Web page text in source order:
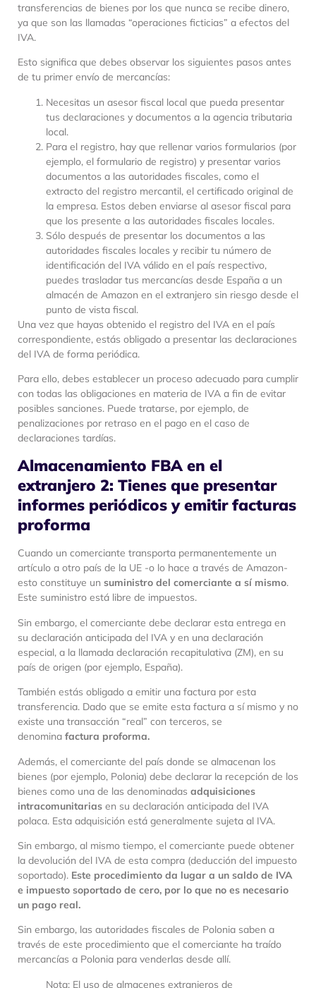
transferencias de bienes por los que nunca se recibe dinero,
ya que son las llamadas “operaciones ficticias” a efectos del
IVA.
Esto significa que debes observar los siguientes pasos antes
de tu primer envío de mercancías:
Necesitas un asesor fiscal local que pueda presentar
tus declaraciones y documentos a la agencia tributaria
local.
Para el registro, hay que rellenar varios formularios (por
ejemplo, el formulario de registro) y presentar varios
documentos a las autoridades fiscales, como el
extracto del registro mercantil, el certificado original de
la empresa. Estos deben enviarse al asesor fiscal para
que los presente a las autoridades fiscales locales.
Sólo después de presentar los documentos a las
autoridades fiscales locales y recibir tu número de
identificación del IVA válido en el país respectivo,
puedes trasladar tus mercancías desde España a un
almacén de Amazon en el extranjero sin riesgo desde el
punto de vista fiscal.
Una vez que hayas obtenido el registro del IVA en el país
correspondiente, estás obligado a presentar las declaraciones
del IVA de forma periódica.
Para ello, debes establecer un proceso adecuado para cumplir
con todas las obligaciones en materia de IVA a fin de evitar
posibles sanciones. Puede tratarse, por ejemplo, de
penalizaciones por retraso en el pago en el caso de
declaraciones tardías.
Almacenamiento FBA en el
extranjero 2: Tienes que presentar
informes periódicos y emitir facturas
proforma
Cuando un comerciante transporta permanentemente un
artículo a otro país de la UE -o lo hace a través de Amazon-
esto constituye un suministro del comerciante a sí mismo.
Este suministro está libre de impuestos.
Sin embargo, el comerciante debe declarar esta entrega en
su declaración anticipada del IVA y en una declaración
especial, a la llamada declaración recapitulativa (ZM), en su
país de origen (por ejemplo, España).
También estás obligado a emitir una factura por esta
transferencia. Dado que se emite esta factura a sí mismo y no
existe una transacción “real” con terceros, se
denomina factura proforma.
Además, el comerciante del país donde se almacenan los
bienes (por ejemplo, Polonia) debe declarar la recepción de los
bienes como una de las denominadas adquisiciones
intracomunitarias en su declaración anticipada del IVA
polaca. Esta adquisición está generalmente sujeta al IVA.
Sin embargo, al mismo tiempo, el comerciante puede obtener
la devolución del IVA de esta compra (deducción del impuesto
soportado). Este procedimiento da lugar a un saldo de IVA
e impuesto soportado de cero, por lo que no es necesario
un pago real.
Sin embargo, las autoridades fiscales de Polonia saben a
través de este procedimiento que el comerciante ha traído
mercancías a Polonia para venderlas desde allí.
Nota: El uso de almacenes extranjeros de